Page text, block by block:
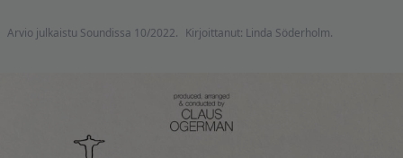
Arvio julkaistu Soundissa 10/2022. Kirjoittanut: Linda Söderholm.